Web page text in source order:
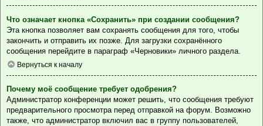
Что означает кнопка «Сохранить» при создании сообщения?
Эта кнопка позволяет вам сохранять сообщения для того, чтобы
закончить и отправить их позже. Для загрузки сохранённого
сообщения перейдите в параграф «Черновики» личного раздела.
Вернуться к началу
Почему моё сообщение требует одобрения?
Администратор конференции может решить, что сообщения требуют
предварительного просмотра перед отправкой на форум. Возможно
также, что администратор включил вас в группу пользователей,